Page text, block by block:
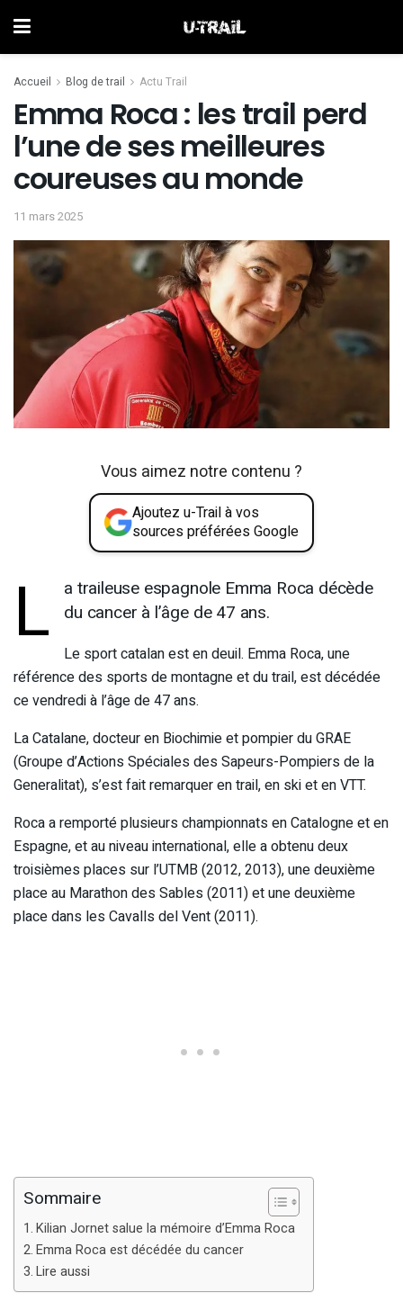
Accueil Blog de trail Actu Trail
Emma Roca : les trail perd
l’une de ses meilleures
coureuses au monde
11 mars 2025
Vous aimez notre contenu ?
Ajoutez u-Trail à vos
sources préférées Google
L
a traileuse espagnole Emma Roca décède
du cancer à l’âge de 47 ans.
Le sport catalan est en deuil. Emma Roca, une
référence des sports de montagne et du trail, est décédée
ce vendredi à l’âge de 47 ans.
La Catalane, docteur en Biochimie et pompier du GRAE
(Groupe d’Actions Spéciales des Sapeurs-Pompiers de la
Generalitat), s’est fait remarquer en trail, en ski et en VTT.
Roca a remporté plusieurs championnats en Catalogne et en
Espagne, et au niveau international, elle a obtenu deux
troisièmes places sur l’UTMB (2012, 2013), une deuxième
place au Marathon des Sables (2011) et une deuxième
place dans les Cavalls del Vent (2011).
Sommaire
Kilian Jornet salue la mémoire d’Emma Roca
Emma Roca est décédée du cancer
Lire aussi